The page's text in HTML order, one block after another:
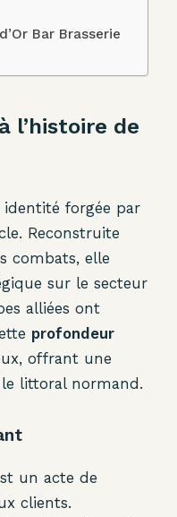
Bar Brasserie
l’histoire de
identité forgée par
Reconstruite
combats, elle
sur le secteur
alliées ont
profondeur
offrant une
littoral normand.
un acte de
clients.